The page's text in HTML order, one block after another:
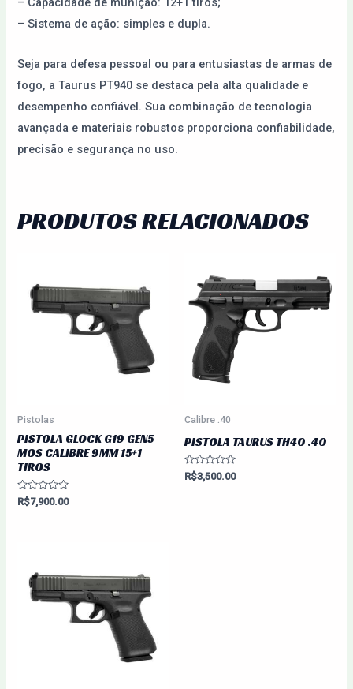
– Sistema de ação: simples e dupla.
Seja para defesa pessoal ou para entusiastas de armas de
fogo, a Taurus PT940 se destaca pela alta qualidade e
desempenho confiável. Sua combinação de tecnologia
avançada e materiais robustos proporciona confiabilidade,
precisão e segurança no uso.
PRODUTOS RELACIONADOS
Pistolas
PISTOLA GLOCK G19 GEN5
MOS CALIBRE 9MM 15+1
TIROS
Avaliação
0
R$7,900.00
Calibre .40
PISTOLA TAURUS TH40 .40
Avaliação
0
R$3,500.00